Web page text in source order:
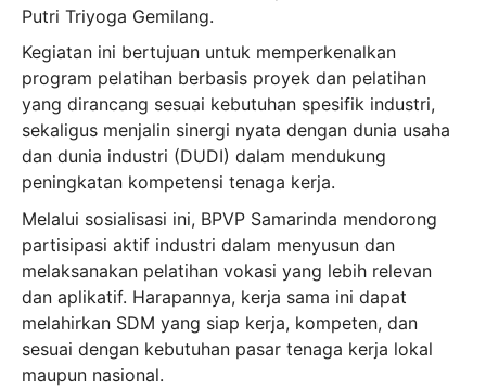
Putri Triyoga Gemilang.
Kegiatan ini bertujuan untuk memperkenalkan
program pelatihan berbasis proyek dan pelatihan
yang dirancang sesuai kebutuhan spesifik industri,
sekaligus menjalin sinergi nyata dengan dunia usaha
dan dunia industri (DUDI) dalam mendukung
peningkatan kompetensi tenaga kerja.
Melalui sosialisasi ini, BPVP Samarinda mendorong
partisipasi aktif industri dalam menyusun dan
melaksanakan pelatihan vokasi yang lebih relevan
dan aplikatif. Harapannya, kerja sama ini dapat
melahirkan SDM yang siap kerja, kompeten, dan
sesuai dengan kebutuhan pasar tenaga kerja lokal
maupun nasional.